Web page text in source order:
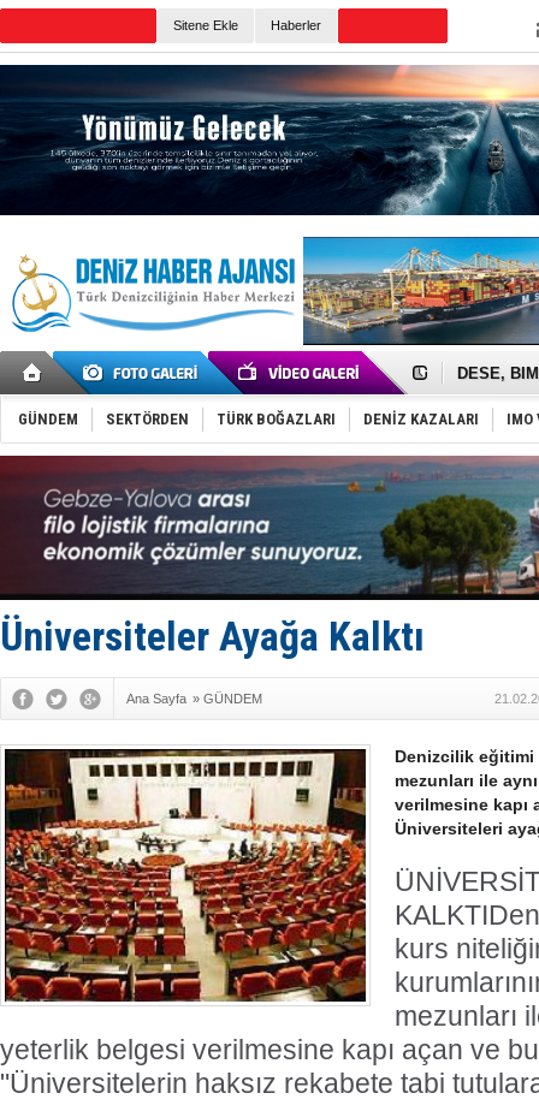
Sitene Ekle Haberler
İngiliz
DESE,
35 milyon
İnsansız
Yüzyıl
Anadolu
Derince,
Tüpraş,
İTU AUV,
LNG
PROYAD,
GÜNDEM SEKTÖRDEN TÜRK BOĞAZLARI DENİZ KAZALARI IMO
Üniversiteler Ayağa Kalktı
Ana Sayfa » GÜNDEM
Denizcilik eğitimi
mezunları ile
verilmesine kapı
Üniversiteleri
KALKTI
kurs
mezunları
yeterlik belgesi verilmesine kapı açan ve
"Üniversitelerin haksız rekabete tabi